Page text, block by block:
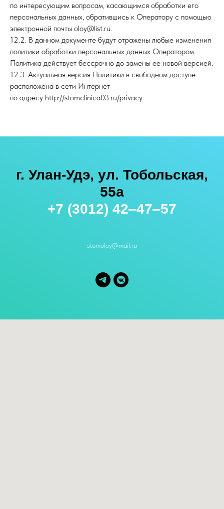
по интересующим вопросам, касающимся обработки его
персональных данных, обратившись к Оператору с помощью
электронной почты oloy@list.ru.
12.2. В данном документе будут отражены любые изменения
политики обработки персональных данных Оператором.
Политика действует бессрочно до замены ее новой версией.
12.3. Актуальная версия Политики в свободном доступе
расположена в сети Интернет
по адресу http://stomclinica03.ru/privacy.
г. Улан-Удэ, ул. Тобольская,
55а
+7 (3012) 42‒47‒57
stomoloy@mail.ru